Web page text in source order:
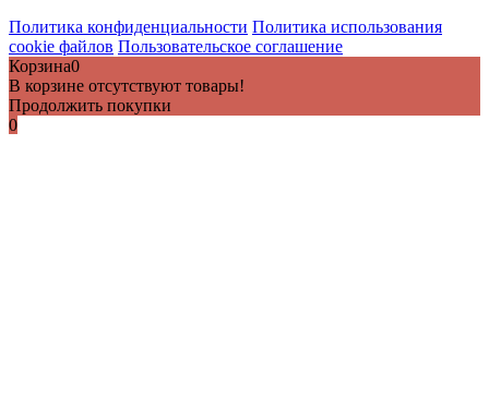
Политика конфиденциальности Политика использования
cookie файлов Пользовательское соглашение
Корзина0
В корзине отсутствуют товары!
Продолжить покупки
0